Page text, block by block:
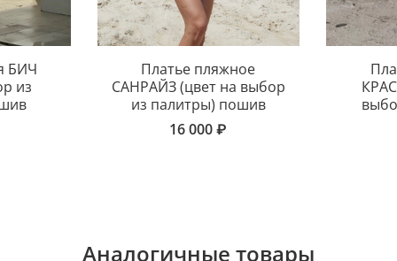
БИЧ
из
Платье пляжное
САНРАЙЗ (цвет на выбор
из палитры) пошив
16 000 ₽
Аналогичные товары